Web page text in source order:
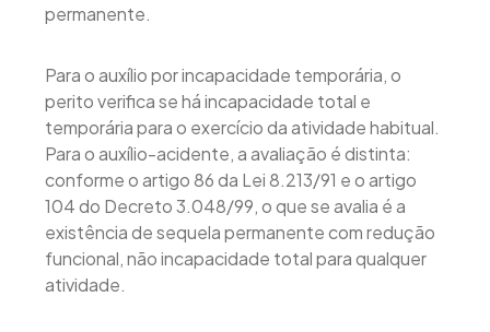
permanente.
Para o auxílio por incapacidade temporária, o
perito verifica se há incapacidade total e
temporária para o exercício da atividade habitual.
Para o auxílio-acidente, a avaliação é distinta:
conforme o artigo 86 da Lei 8.213/91 e o artigo
104 do Decreto 3.048/99, o que se avalia é a
existência de sequela permanente com redução
funcional, não incapacidade total para qualquer
atividade.